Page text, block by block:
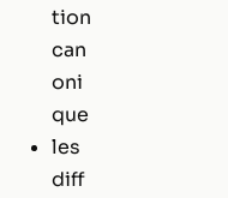
tion
can
oni
que
les
diff